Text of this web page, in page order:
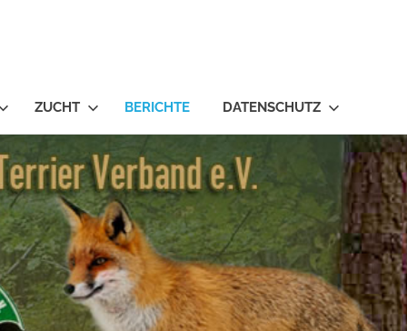
ZUCHT BERICHTE DATENSCHUTZ